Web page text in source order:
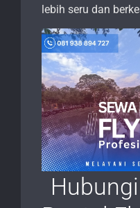
lebih seru dan